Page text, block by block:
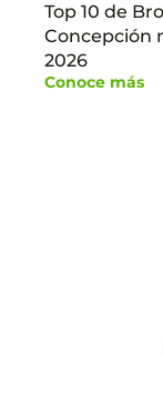
Top 10 de
Concepción
2026
Conoce más